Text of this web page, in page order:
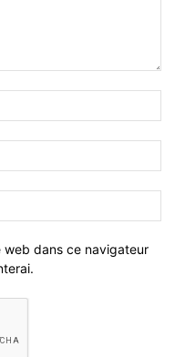
web dans ce navigateur